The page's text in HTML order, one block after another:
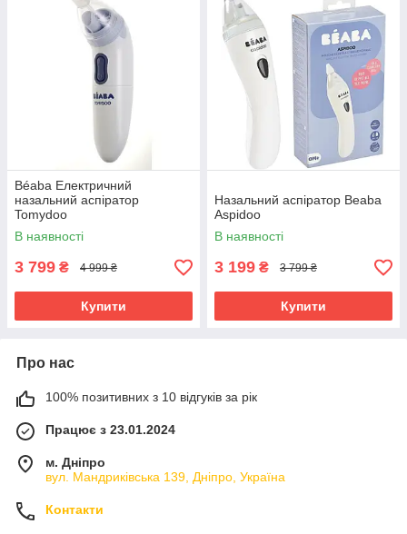
Béaba Електричний
назальний аспіратор
Tomydoo
В наявності
3 799 ₴ 4 999 ₴
Купити
Назальний аспіратор Beaba
Aspidoo
В наявності
3 199 ₴ 3 799 ₴
Купити
Про нас
100% позитивних з 10 відгуків за рік
Працює з 23.01.2024
м. Дніпро
вул. Мандриківська 139, Дніпро, Україна
Контакти